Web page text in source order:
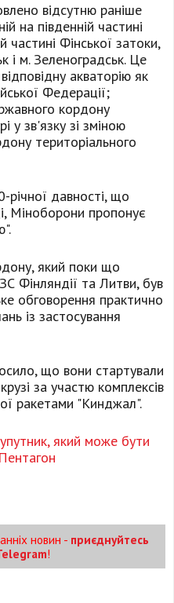
відсутню раніше
на південній частині
частині Фінської затоки,
і м. Зеленоградськ. Це
акваторію як
Федерації;
кордону
у зв'язку зі зміною
територіального
давності, що
Міноборони пропонує
який поки що
Фінляндії та Литви, був
обговорення практично
із застосування
що вони стартували
за участю комплексів
ракетами "Кинджал".
який може бути
новин - приєднуйтесь
!